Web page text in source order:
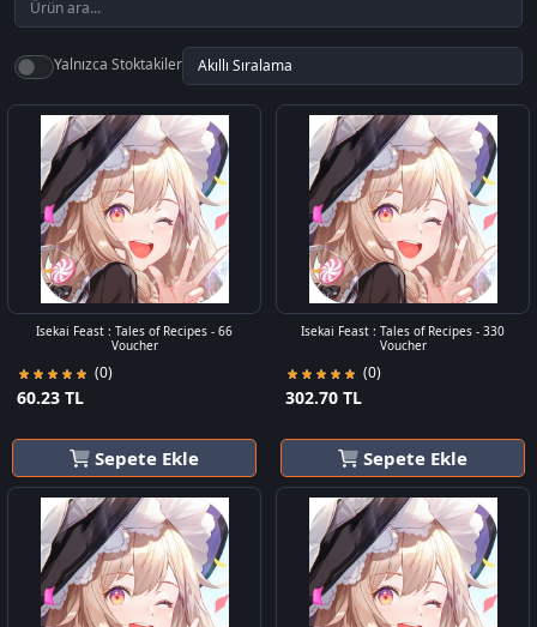
Yalnızca Stoktakiler
Isekai Feast : Tales of Recipes - 66
Voucher
(0)
60.23 TL
Sepete Ekle
Isekai Feast : Tales of Recipes - 330
Voucher
(0)
302.70 TL
Sepete Ekle